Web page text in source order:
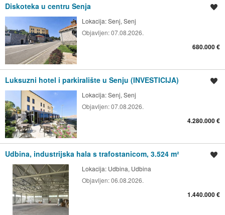
Diskoteka u centru Senja
Lokacija:Senj, Senj
Objavljen:07.08.2026.
680.000 €
Luksuzni hotel i parkiralište u Senju (INVESTICIJA)
Lokacija:Senj, Senj
Objavljen:07.08.2026.
4.280.000 €
Udbina, industrijska hala s trafostanicom, 3.524 m²
Lokacija: Udbina, Udbina
Objavljen:06.08.2026.
1.440.000 €